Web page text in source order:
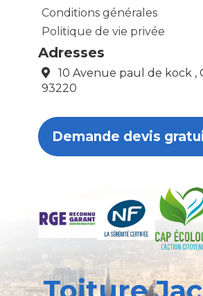
Conditions générales
Politique de vie privée
Adresses
10 Avenue paul de kock ,
93220
Demande devis